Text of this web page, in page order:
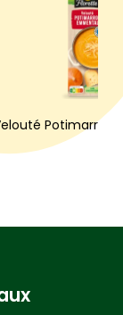
Potimarron